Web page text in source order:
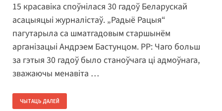
15 красавіка споўнілася 30 гадоў Беларускай
асацыяцыі журналістаў. „Радыё Рацыя“
пагутарыла са шматгадовым старшынём
арганізацыі Андрэем Бастунцом. РР: Чаго больш
за гэтыя 30 гадоў было станоўчага ці адмоўнага,
зважаючы менавіта …
ЧЫТАЦЬ ДАЛЕЙ